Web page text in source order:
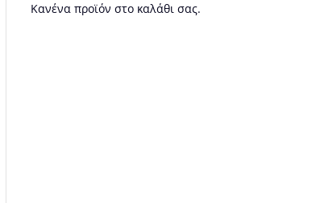
Κανένα προϊόν στο καλάθι σας.